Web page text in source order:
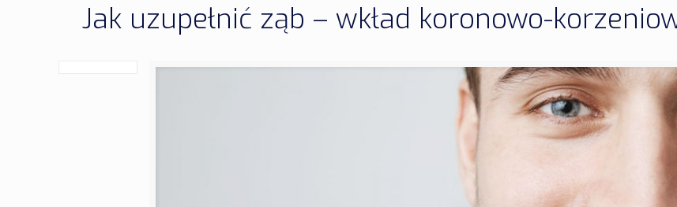
Jak uzupełnić ząb – wkład koronowo-